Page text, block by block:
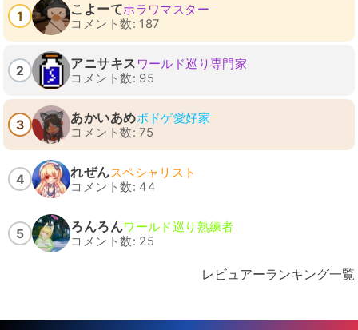
1 こよーてホラワマスター
コメント数: 187
2 アニサキス ワールド巡り専門家
コメント数: 95
3 あかいあめボドゲ愛好家
コメント数: 75
4 れぜんスペシャリスト
コメント数: 44
5 ろんろんワールド巡り熟練者
コメント数: 25
レビュアーランキング一覧